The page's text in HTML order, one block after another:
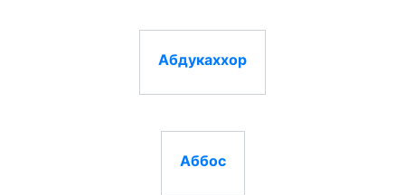
Абдукаххор
Аббос